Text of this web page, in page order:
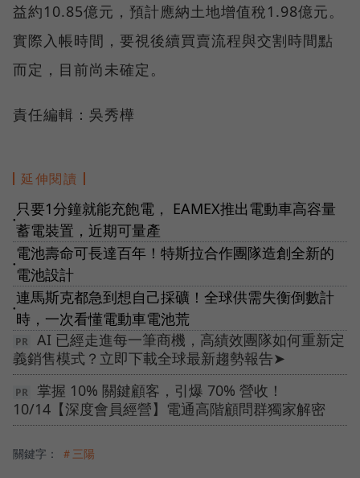
益約10.85億元，預計應納土地增值稅1.98億元。
實際入帳時間，要視後續買賣流程與交割時間點
而定，目前尚未確定。
責任編輯：吳秀樺
延伸閱讀
●
只要1分鐘就能充飽電， EAMEX推出電動車高容量
蓄電裝置，近期可量產
●
電池壽命可長達百年！特斯拉合作團隊造創全新的
電池設計
●
連馬斯克都急到想自己採礦！全球供需失衡倒數計
時，一次看懂電動車電池荒
AI 已經走進每一筆商機，高績效團隊如何重新定
義銷售模式？立即下載全球最新趨勢報告➤
掌握 10% 關鍵顧客，引爆 70% 營收！
10/14【深度會員經營】電通高階顧問群獨家解密
關鍵字： ＃三陽